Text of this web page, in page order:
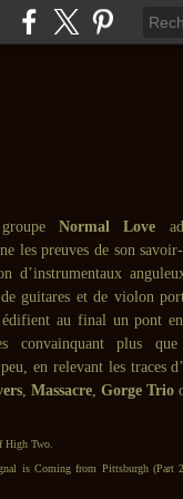
Normal Love
les preuves de son
d’instrumentaux
guitares et de violon
édifient au final un pont
convainquant plus
en relevant les traces
, Massacre, Gorge Trio
High Two.
is Coming from Pittsburgh (Part